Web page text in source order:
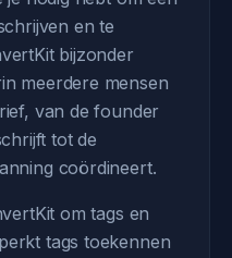
en te
bijzonder
meerdere mensen
van de founder
tot de
coördineert.
om tags en
tags toekennen